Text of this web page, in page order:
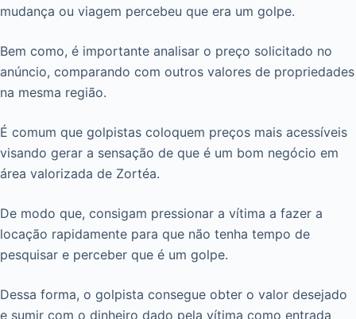
mudança ou viagem percebeu que era um golpe.
Bem como, é importante analisar o preço solicitado no
anúncio, comparando com outros valores de propriedades
na mesma região.
É comum que golpistas coloquem preços mais acessíveis
visando gerar a sensação de que é um bom negócio em
área valorizada de Zortéa.
De modo que, consigam pressionar a vítima a fazer a
locação rapidamente para que não tenha tempo de
pesquisar e perceber que é um golpe.
Dessa forma, o golpista consegue obter o valor desejado
e sumir com o dinheiro dado pela vítima como entrada